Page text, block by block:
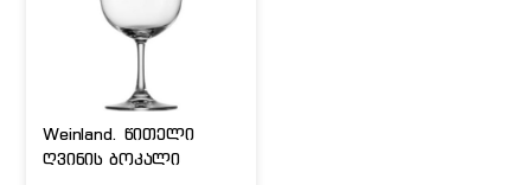
Weinland. წითელი
ღვინის ბოკალი